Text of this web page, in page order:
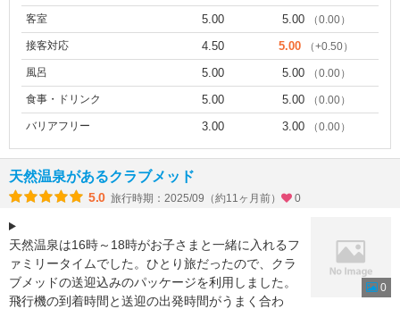
客室 5.00 5.00 （0.00）
接客対応 4.50 5.00 （+0.50）
風呂 5.00 5.00 （0.00）
食事・ドリンク 5.00 5.00 （0.00）
バリアフリー 3.00 3.00 （0.00）
天然温泉があるクラブメッド
5.0 旅行時期：2025/09（約11ヶ月前） 0
天然温泉は16時～18時がお子さまと一緒に入れるフ
ァミリータイムでした。ひとり旅だったので、クラ
ブメッドの送迎込みのパッケージを利用しました。
飛行機の到着時間と送迎の出発時間がうまく合わ
0